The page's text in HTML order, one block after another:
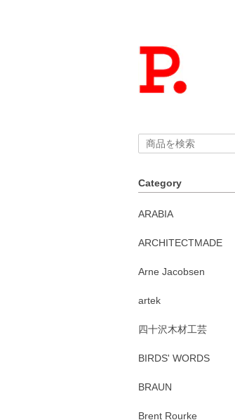
Category
ARABIA
ARCHITECTMADE
Arne Jacobsen
artek
四十沢木材工芸
BIRDS' WORDS
BRAUN
Brent Rourke